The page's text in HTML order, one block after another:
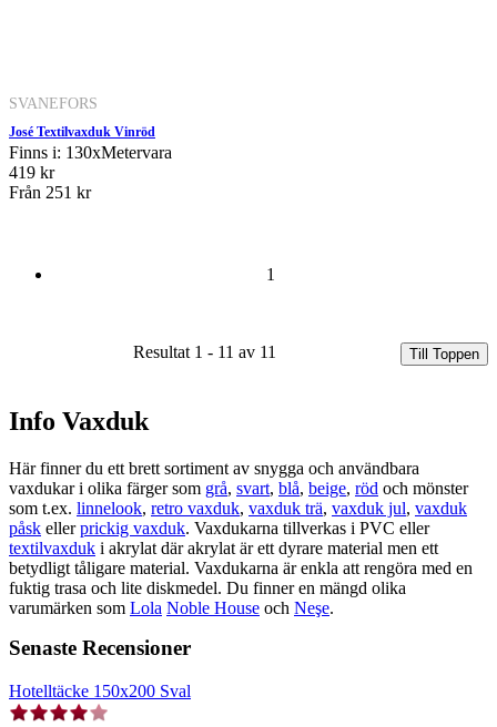
SVANEFORS
José Textilvaxduk Vinröd
Finns i: 130xMetervara
419 kr
Från 251 kr
1
Resultat 1 - 11 av 11 Till Toppen
Info Vaxduk
Här finner du ett brett sortiment av snygga och användbara
vaxdukar i olika färger som grå, svart, blå, beige, röd och mönster
som t.ex. linnelook, retro vaxduk, vaxduk trä, vaxduk jul, vaxduk
påsk ellerprickig vaxduk. Vaxdukarna tillverkas i PVC eller
textilvaxduk i akrylat där akrylat är ett dyrare material men ett
betydligt tåligare material. Vaxdukarna är enkla att rengöra med en
fuktig trasa och lite diskmedel. Du finner en mängd olika
varumärken som Lola Noble House och Neşe.
Senaste Recensioner
Hotelltäcke 150x200 Sval